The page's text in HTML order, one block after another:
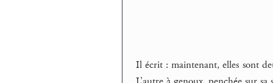
Il écrit : maintenant, elles sont